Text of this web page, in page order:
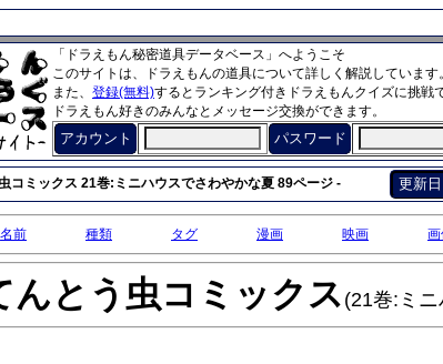
「ドラえもん秘密道具データベース」へようこそ
このサイトは、ドラえもんの道具について詳しく解説しています。
また、 登録(無料)するとランキング付きドラえもんクイズに挑戦
ドラえもん好きのみんなとメッセージ交換ができます。
アカウント パスワード
コミックス 21巻:ミニハウスでさわやかな夏 89ページ - 更新日
名前 種類 タグ 漫画 映画
んとう虫コミックス (21巻:ミ